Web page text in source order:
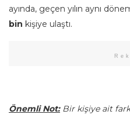
ayında, geçen yılın aynı
bin kişiye ulaştı.
Önemli Not: Bir kişiye ait